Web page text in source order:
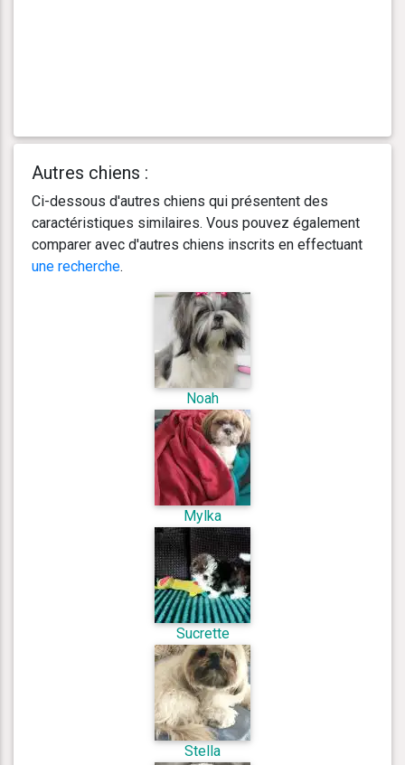
Autres chiens :
Ci-dessous d'autres chiens qui présentent des
caractéristiques similaires. Vous pouvez également
comparer avec d'autres chiens inscrits en effectuant
une recherche.
Noah
Mylka
Sucrette
Stella